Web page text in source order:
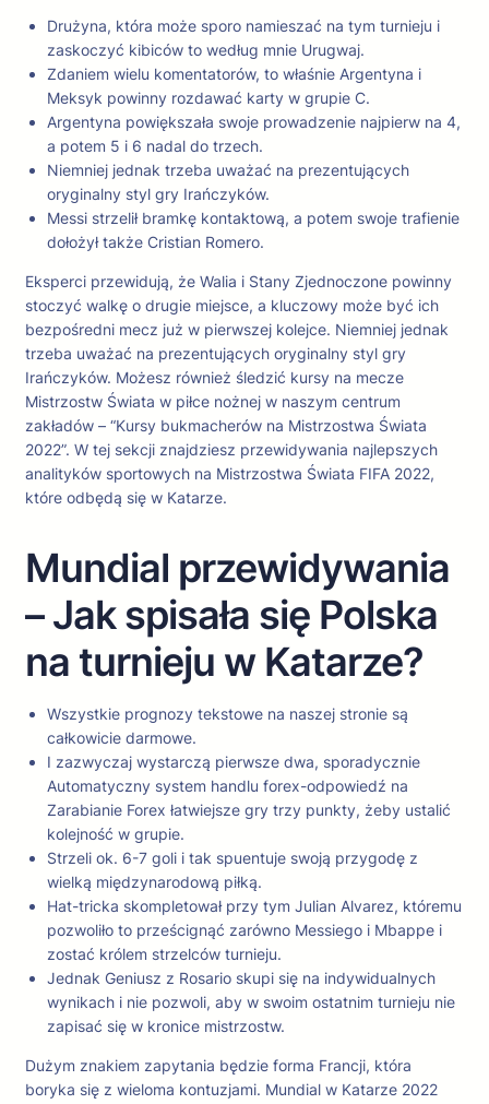
Drużyna, która może sporo namieszać na tym turnieju i
zaskoczyć kibiców to według mnie Urugwaj.
Zdaniem wielu komentatorów, to właśnie Argentyna i
Meksyk powinny rozdawać karty w grupie C.
Argentyna powiększała swoje prowadzenie najpierw na 4,
a potem 5 i 6 nadal do trzech.
Niemniej jednak trzeba uważać na prezentujących
oryginalny styl gry Irańczyków.
Messi strzelił bramkę kontaktową, a potem swoje trafienie
dołożył także Cristian Romero.
Eksperci przewidują, że Walia i Stany Zjednoczone powinny
stoczyć walkę o drugie miejsce, a kluczowy może być ich
bezpośredni mecz już w pierwszej kolejce. Niemniej jednak
trzeba uważać na prezentujących oryginalny styl gry
Irańczyków. Możesz również śledzić kursy na mecze
Mistrzostw Świata w piłce nożnej w naszym centrum
zakładów – “Kursy bukmacherów na Mistrzostwa Świata
2022”. W tej sekcji znajdziesz przewidywania najlepszych
analityków sportowych na Mistrzostwa Świata FIFA 2022,
które odbędą się w Katarze.
Mundial przewidywania
– Jak spisała się Polska
na turnieju w Katarze?
Wszystkie prognozy tekstowe na naszej stronie są
całkowicie darmowe.
I zazwyczaj wystarczą pierwsze dwa, sporadycznie
Automatyczny system handlu forex-odpowiedź na
Zarabianie Forex łatwiejsze gry trzy punkty, żeby ustalić
kolejność w grupie.
Strzeli ok. 6-7 goli i tak spuentuje swoją przygodę z
wielką międzynarodową piłką.
Hat-tricka skompletował przy tym Julian Alvarez, któremu
pozwoliło to prześcignąć zarówno Messiego i Mbappe i
zostać królem strzelców turnieju.
Jednak Geniusz z Rosario skupi się na indywidualnych
wynikach i nie pozwoli, aby w swoim ostatnim turnieju nie
zapisać się w kronice mistrzostw.
Dużym znakiem zapytania będzie forma Francji, która
boryka się z wieloma kontuzjami. Mundial w Katarze 2022